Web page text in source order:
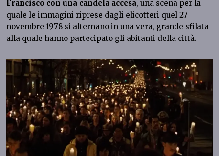
Francisco con una candela accesa, una scena per la
quale le immagini riprese dagli elicotteri quel 27
novembre 1978 si alternano in una vera, grande sfilata
alla quale hanno partecipato gli abitanti della città.